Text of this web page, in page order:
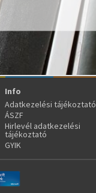
Info
Adatkezelési tájékoztató
ÁSZF
Hirlevél adatkezelési
tájékoztató
GYIK